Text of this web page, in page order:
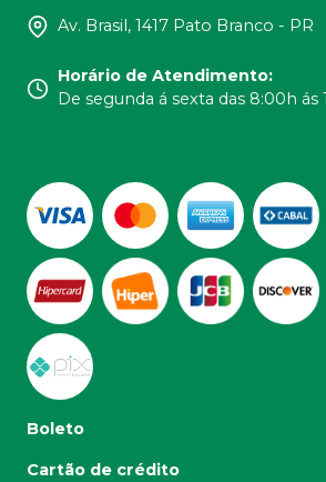
Av. Brasil, 1417 Pato Branco - PR
Horário de Atendimento:
De segunda á sexta das 8:00h ás
Boleto
Cartão de crédito